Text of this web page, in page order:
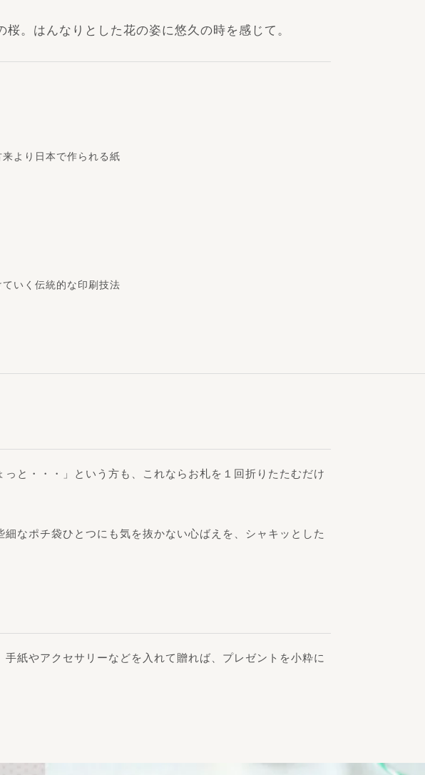
いく伝統的な印刷技法
より日本で作られる紙
。はんなりとした花の姿に悠久の時を感じて。
と・・・」という方も、これならお札を１回折りたたむだけ
なポチ袋ひとつにも気を抜かない心ばえを、シャキッとした
紙やアクセサリーなどを入れて贈れば、プレゼントを小粋に